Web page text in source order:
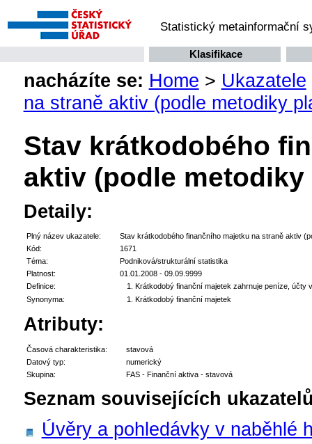
Statistický metainformační
Klasifikace
nacházíte se: Home > Ukazatele
na straně aktiv (podle metodiky
Stav krátkodobého
aktiv (podle
Detaily:
Plný název ukazatele:
Stav krátkodobého finančního majetku na straně aktiv
Kód:
1671
Téma:
Podniková/strukturální statistika
Platnost:
01.01.2008 - 09.09.9999
Definice:
Krátkodobý finanční majetek zahrnuje peníze, účty
Synonyma:
Krátkodobý finanční majetek
Atributy:
Časová charakteristika:
stavová
Datový typ:
numerický
Skupina:
FAS - Finanční aktiva - stavová
Seznam souvisejících
Úvěry a pohledávky v naběhlé